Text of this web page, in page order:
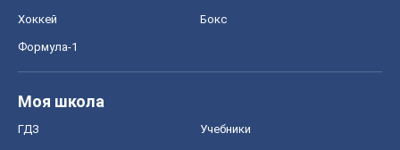
Хоккей Бокс
Формула-1
Моя школа
ГДЗ Учебники